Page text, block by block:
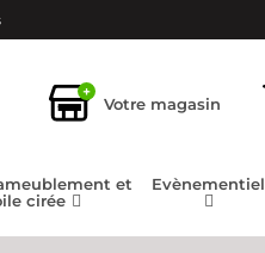
+
Votre magasin
et
cirée
Evènementiel